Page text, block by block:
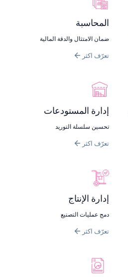
المحاسبة
ضمان الامتثال والدقة المالية
تعرّف اكثر
إدارة المستودعات
تحسين سلسلة التوريد
تعرّف اكثر
إدارة الإنتاج
دمج عمليات التصنيع
تعرّف اكثر